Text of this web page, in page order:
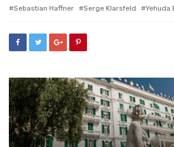
Sebastian Haffner
Serge Klarsfeld Yehuda